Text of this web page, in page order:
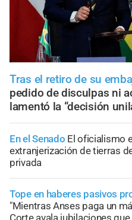
Tras el retiro de su
pedido de disculpas ni
lamentó la “decisión
En el Senado El oficialismo
extranjerización de tierras
privada
Tope en haberes pasivos
"Mientras Anses paga un